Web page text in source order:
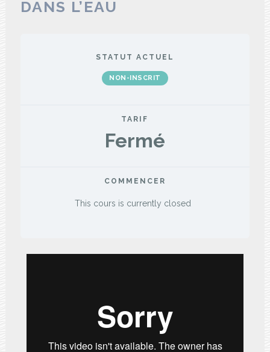
DANS L’EAU
STATUT ACTUEL
NON-INSCRIT
TARIF
Fermé
COMMENCER
This cours is currently closed